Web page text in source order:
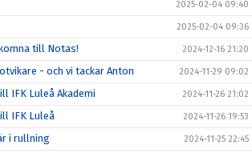
2025-02-04 09:40
2025-02-04 09:36
till Notas! 2024-12-16 21:20
- och vi tackar Anton 2024-11-29 09:02
IFK Luleå Akademi 2024-11-26 21:02
IFK Luleå 2024-11-26 19:53
i rullning 2024-11-25 22:45